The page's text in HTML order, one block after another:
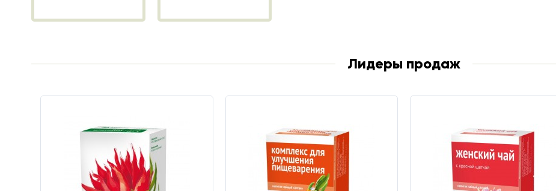
Лидеры продаж